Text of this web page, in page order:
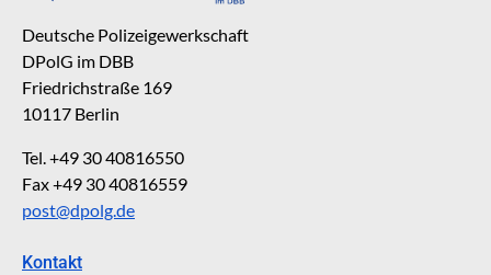
Deutsche Polizeigewerkschaft
DPolG im DBB
Friedrichstraße 169
10117 Berlin
Tel. +49 30 40816550
Fax +49 30 40816559
post@dpolg.de
Kontakt